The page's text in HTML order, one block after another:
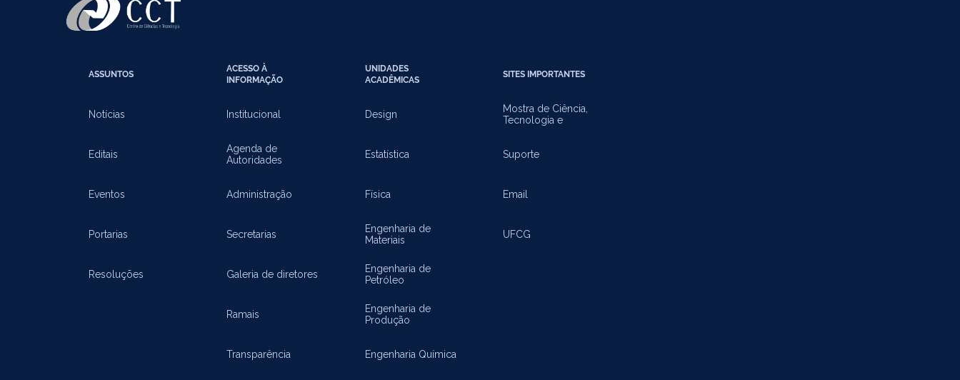
ASSUNTOS
Notícias
Editais
Eventos
Portarias
Resoluções
ACESSO À
INFORMAÇÃO
Institucional
Agenda de
Autoridades
Administração
Secretarias
Galeria de diretores
Ramais
Transparência
UNIDADES
ACADÊMICAS
Design
Estatística
Física
Engenharia de
Materiais
Engenharia de
Petróleo
Engenharia de
Produção
Engenharia Química
SITES IMPORTANTES
Mostra de Ciência,
Tecnologia e
Suporte
Email
UFCG